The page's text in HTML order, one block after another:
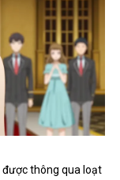
được thông qua loạt